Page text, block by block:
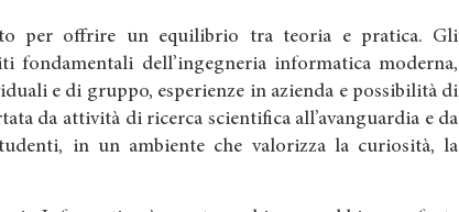
per offrire un equilibrio tra teoria e pratica. Gli
dell’ingegneria informatica moderna,
e di gruppo, esperienze in azienda e possibilità di
da attività di ricerca scientifica all’avanguardia e da
in un ambiente che valorizza la curiosità, la